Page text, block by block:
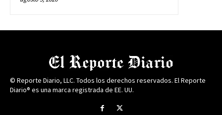
© Reporte Diario, LLC. Todos los derechos reservados. El Reporte
Diario® es una marca registrada de EE. UU.